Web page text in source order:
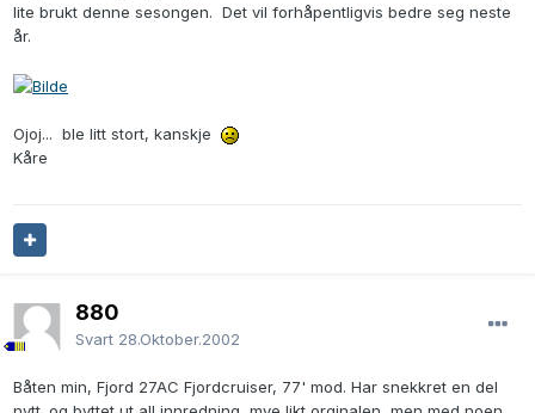
lite brukt denne sesongen. Det vil forhåpentligvis bedre seg neste
år.
Ojoj... ble litt stort, kanskje
Kåre
880
Svart 28.Oktober.2002
Båten min, Fjord 27AC Fjordcruiser, 77' mod. Har snekkret en del